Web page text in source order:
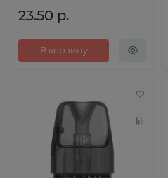
23.50 р.
В корзину